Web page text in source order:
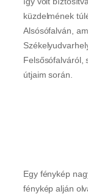
küzdelmének
Alsósófalván,
Felsősófalváról,
útjaim során.
Egy fénykép
fénykép alján